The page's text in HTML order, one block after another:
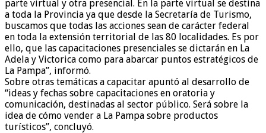
parte virtual y otra presencial. En la parte virtual se destina
a toda la Provincia ya que desde la Secretaría de Turismo,
buscamos que todas las acciones sean de carácter federal
en toda la extensión territorial de las 80 localidades. Es por
ello, que las capacitaciones presenciales se dictarán en La
Adela y Victorica como para abarcar puntos estratégicos de
La Pampa”, informó.
Sobre otras temáticas a capacitar apuntó al desarrollo de
“ideas y fechas sobre capacitaciones en oratoria y
comunicación, destinadas al sector público. Será sobre la
idea de cómo vender a La Pampa sobre productos
turísticos”, concluyó.